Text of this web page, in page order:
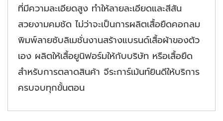
ที่มีความละเอียดสูง ทำให้ลายละเอียดและสีสัน
สวยงามคมชัด ไม่ว่าจะเป็นการผลิตเสื้อยืดคอกลม
พิมพ์ลายซับลิเมชั่นงานสร้างแบรนด์เสื้อผ้าของตัว
เอง ผลิตให้เสื้อยูนิฟอร์มให้กับบริษัท หรือเสื้อยืด
สำหรับการตลาดสินค้า จีระการ์เม้นท์ยินดีให้บริการ
ครบจบทุกขั้นตอน